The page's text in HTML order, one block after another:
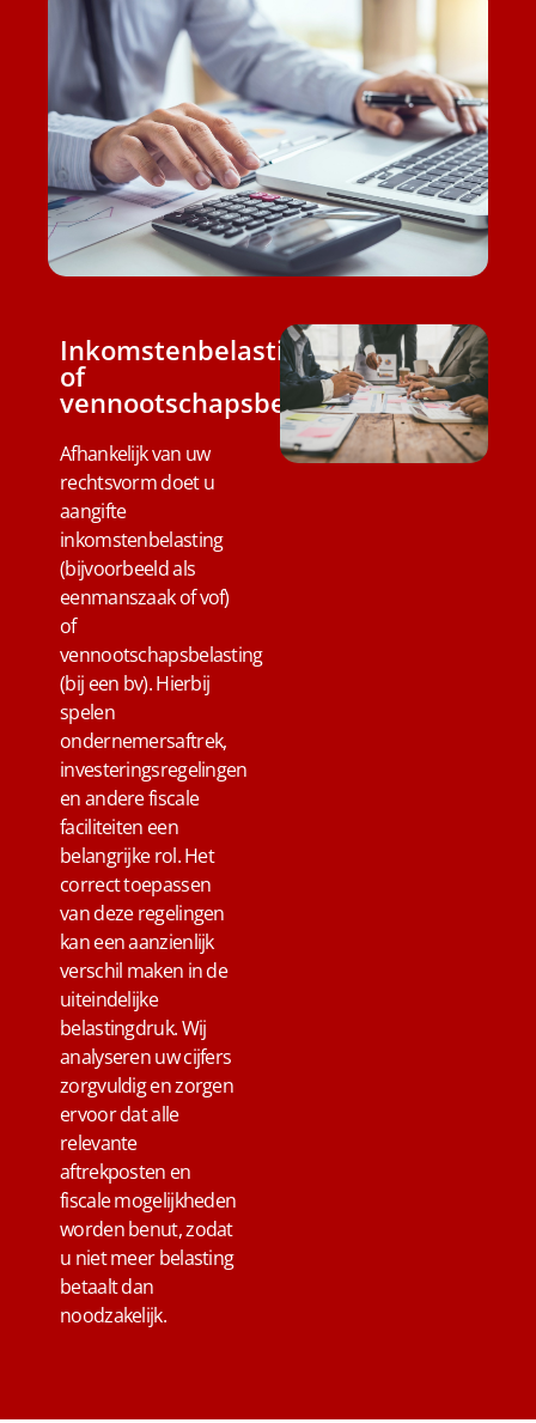
Inkomstenbelasting
of
vennootschapsbelasting
Afhankelijk van uw
rechtsvorm doet u
aangifte
inkomstenbelasting
(bijvoorbeeld als
eenmanszaak of vof)
of
vennootschapsbelasting
(bij een bv). Hierbij
spelen
ondernemersaftrek,
investeringsregelingen
en andere fiscale
faciliteiten een
belangrijke rol. Het
correct toepassen
van deze regelingen
kan een aanzienlijk
verschil maken in de
uiteindelijke
belastingdruk. Wij
analyseren uw cijfers
zorgvuldig en zorgen
ervoor dat alle
relevante
aftrekposten en
fiscale mogelijkheden
worden benut, zodat
u niet meer belasting
betaalt dan
noodzakelijk.